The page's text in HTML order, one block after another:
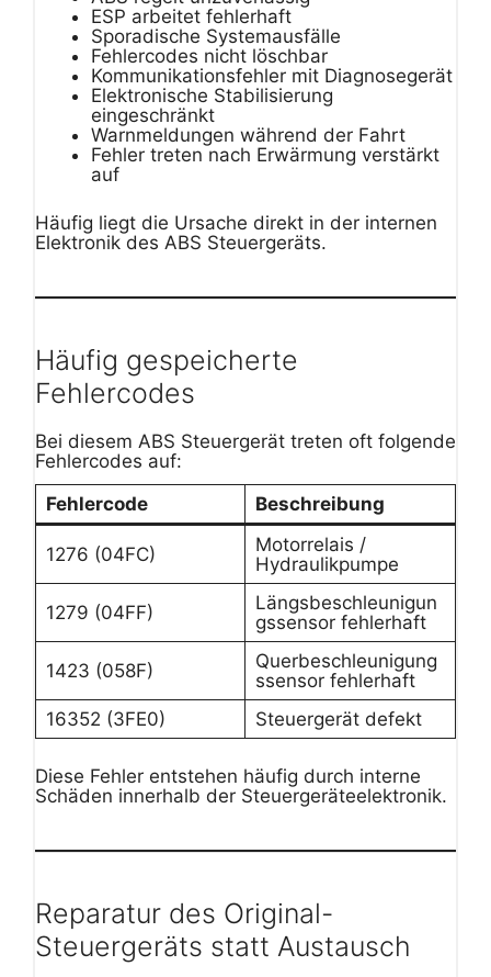
ESP arbeitet fehlerhaft
Sporadische Systemausfälle
Fehlercodes nicht löschbar
Kommunikationsfehler mit Diagnosegerät
Elektronische Stabilisierung
eingeschränkt
Warnmeldungen während der Fahrt
Fehler treten nach Erwärmung verstärkt
auf
Häufig liegt die Ursache direkt in der internen
Elektronik des ABS Steuergeräts.
Häufig gespeicherte
Fehlercodes
Bei diesem ABS Steuergerät treten oft folgende
Fehlercodes auf:
Fehlercode
Beschreibung
1276 (04FC)
Motorrelais /
Hydraulikpumpe
1279 (04FF)
Längsbeschleunigun
gssensor fehlerhaft
1423 (058F)
Querbeschleunigung
ssensor fehlerhaft
16352 (3FE0)
Steuergerät defekt
Diese Fehler entstehen häufig durch interne
Schäden innerhalb der Steuergeräteelektronik.
Reparatur des Original-
Steuergeräts statt Austausch